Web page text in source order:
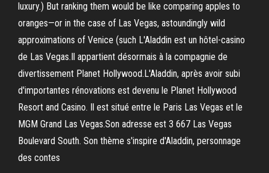
luxury.) But ranking them would be like comparing apples to
oranges—or in the case of Las Vegas, astoundingly wild
approximations of Venice (such L'Aladdin est un hôtel-casino
de Las Vegas.Il appartient désormais à la compagnie de
divertissement Planet Hollywood.L'Aladdin, après avoir subi
d'importantes rénovations est devenu le Planet Hollywood
Resort and Casino. Il est situé entre le Paris Las Vegas et le
MGM Grand Las Vegas.Son adresse est 3 667 Las Vegas
Boulevard South. Son thème s'inspire d'Aladdin, personnage
des contes